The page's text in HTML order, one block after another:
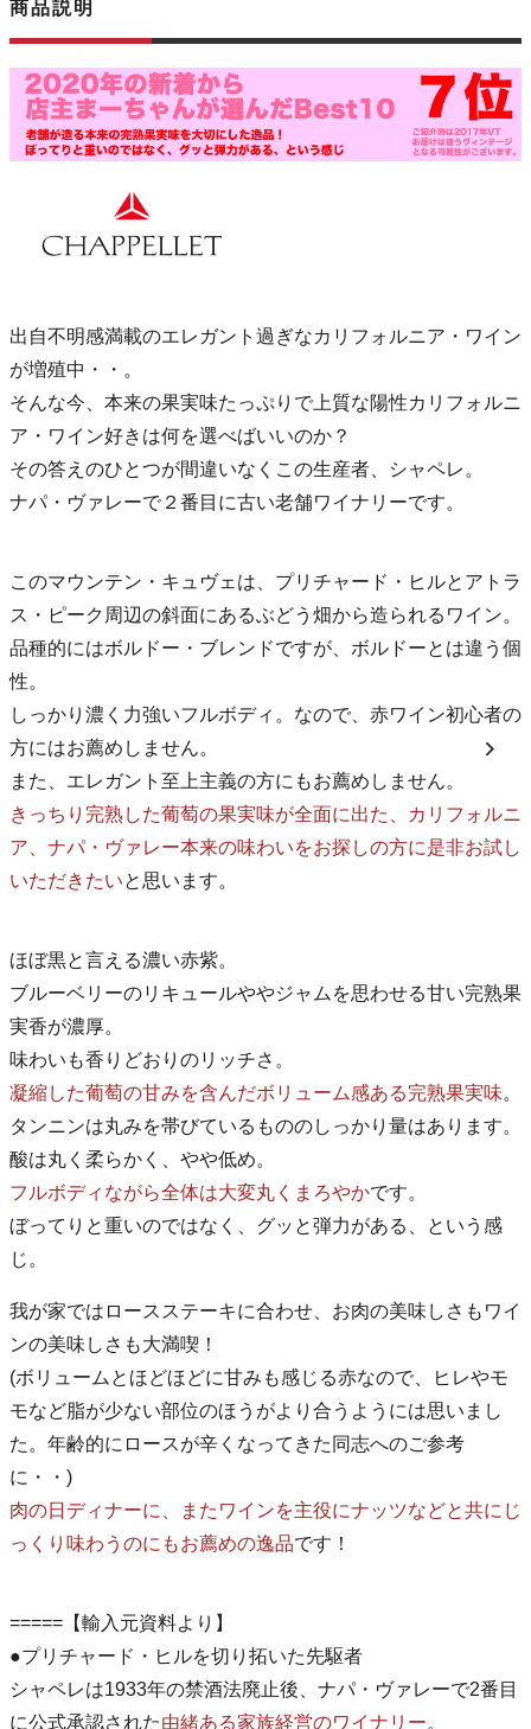
商品説明
出自不明感満載のエレガント過ぎなカリフォルニア・ワイン
が増殖中・・。
そんな今、本来の果実味たっぷりで上質な陽性カリフォルニ
ア・ワイン好きは何を選べばいいのか？
その答えのひとつが間違いなくこの生産者、シャペレ。
ナパ・ヴァレーで２番目に古い老舗ワイナリーです。
このマウンテン・キュヴェは、プリチャード・ヒルとアトラ
ス・ピーク周辺の斜面にあるぶどう畑から造られるワイン。
品種的にはボルドー・ブレンドですが、ボルドーとは違う個
性。
しっかり濃く力強いフルボディ。なので、赤ワイン初心者の
方にはお薦めしません。
また、エレガント至上主義の方にもお薦めしません。
きっちり完熟した葡萄の果実味が全面に出た、カリフォルニ
ア、ナパ・ヴァレー本来の味わいをお探しの方に是非お試し
いただきたいと思います。
ほぼ黒と言える濃い赤紫。
ブルーベリーのリキュールややジャムを思わせる甘い完熟果
実香が濃厚。
味わいも香りどおりのリッチさ。
凝縮した葡萄の甘みを含んだボリューム感ある完熟果実味。
タンニンは丸みを帯びているもののしっかり量はあります。
酸は丸く柔らかく、やや低め。
フルボディながら全体は大変丸くまろやかです。
ぼってりと重いのではなく、グッと弾力がある、という感
じ。
我が家ではロースステーキに合わせ、お肉の美味しさもワイ
ンの美味しさも大満喫！
(ボリュームとほどほどに甘みも感じる赤なので、ヒレやモ
モなど脂が少ない部位のほうがより合うようには思いまし
た。年齢的にロースが辛くなってきた同志へのご参考
に・・)
肉の日ディナーに、またワインを主役にナッツなどと共にじ
っくり味わうのにもお薦めの逸品です！
=====【輸入元資料より】
●プリチャード・ヒルを切り拓いた先駆者
シャペレは1933年の禁酒法廃止後、ナパ・ヴァレーで2番目
に公式承認された由緒ある家族経営のワイナリー。